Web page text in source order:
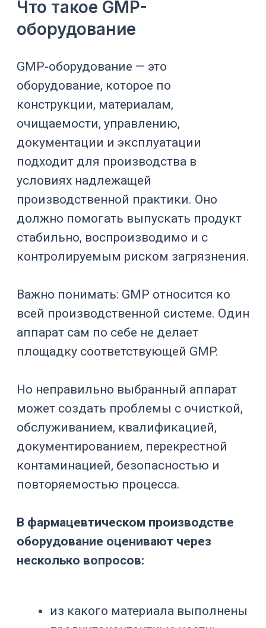
повторяемостью процесса.
В фармацевтическом производстве
несколько вопросов:
продуктоконтактные части;
подходит ли поверхность для
есть ли застойные зоны;
можно ли полностью слить
продукт и моющие растворы;
какие датчики и
исполнительные устройства
применяются;
можно ли калибровать
критичные измерения;
какие документы поставляются
с оборудованием;
как пройдет FAT, SAT, IQ и OQ;
насколько удобно обслуживать
аппарат в реальной зоне.
Эта тема связана с направлением
биотехнологии
емкостным оборудованием
реакторами,биореакторами,CIP/SIP-
системамии автоматизацией